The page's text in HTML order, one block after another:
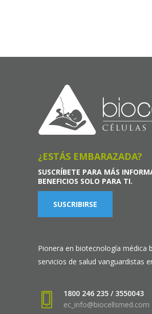
¿ESTÁS EMBARAZADA?
SUSCRÍBETE PARA MÁS
BENEFICIOS SOLO PARA TI.
SUSCRIBIRSE
Pionera en biotecnología médica
servicios de salud vanguardistas
1800 246 235 / 3550043
ec_info@biocellsmed.com